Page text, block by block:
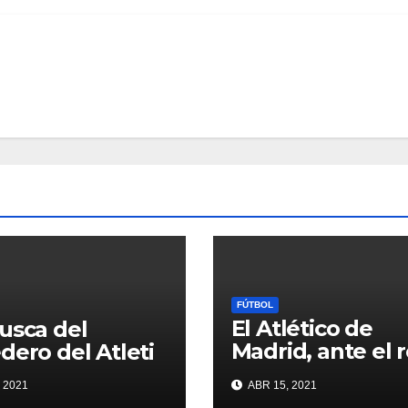
del
del Atleti
2021
FÚTBOL
El Atlético de
Madrid, ante el
de conquistar la
ABR 15, 2021